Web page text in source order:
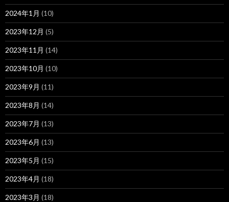
2024年1月 (10)
2023年12月 (5)
2023年11月 (14)
2023年10月 (10)
2023年9月 (11)
2023年8月 (14)
2023年7月 (13)
2023年6月 (13)
2023年5月 (15)
2023年4月 (18)
2023年3月 (18)